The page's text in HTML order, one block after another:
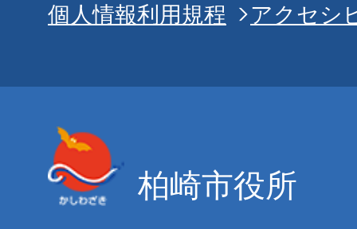
個人情報利用規程
アクセシ
柏崎市役所